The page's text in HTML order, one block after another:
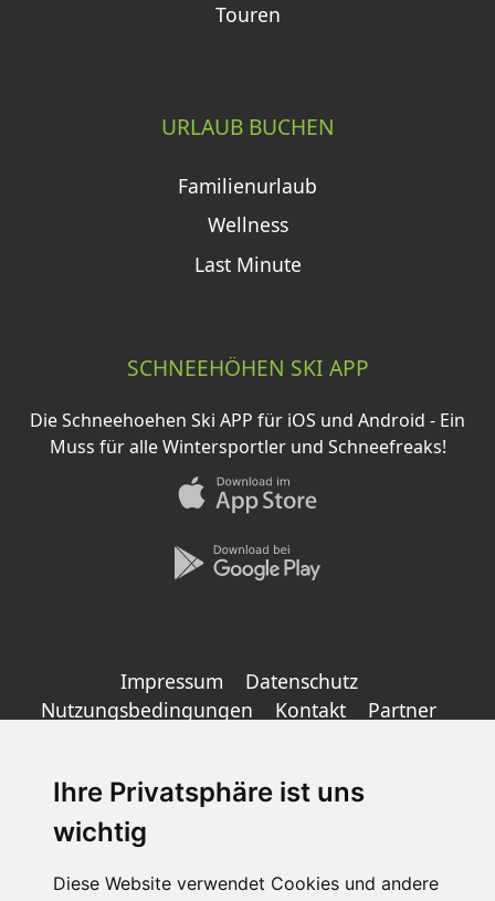
Ihre Privatsphäre ist uns
wichtig
Diese Website verwendet Cookies und andere
Touren
URLAUB BUCHEN
Familienurlaub
Wellness
Last Minute
SCHNEEHÖHEN SKI APP
Die Schneehoehen Ski APP für iOS und Android - Ein
Muss für alle Wintersportler und Schneefreaks!
Impressum
Datenschutz
Nutzungsbedingungen
Kontakt
Partner
©2026 Schneemenschen GmbH
& die Natur genießen!Jetzt Angebote entdecken!